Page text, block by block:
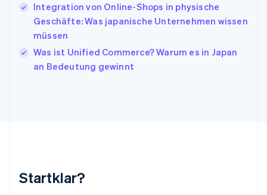
Integration von Online-Shops in physische
Geschäfte: Was japanische Unternehmen wissen
müssen
Was ist Unified Commerce? Warum es in Japan
an Bedeutung gewinnt
Startklar?
Kanada
EnglishFrançais
Kroatien
English Italiano
English
Malta